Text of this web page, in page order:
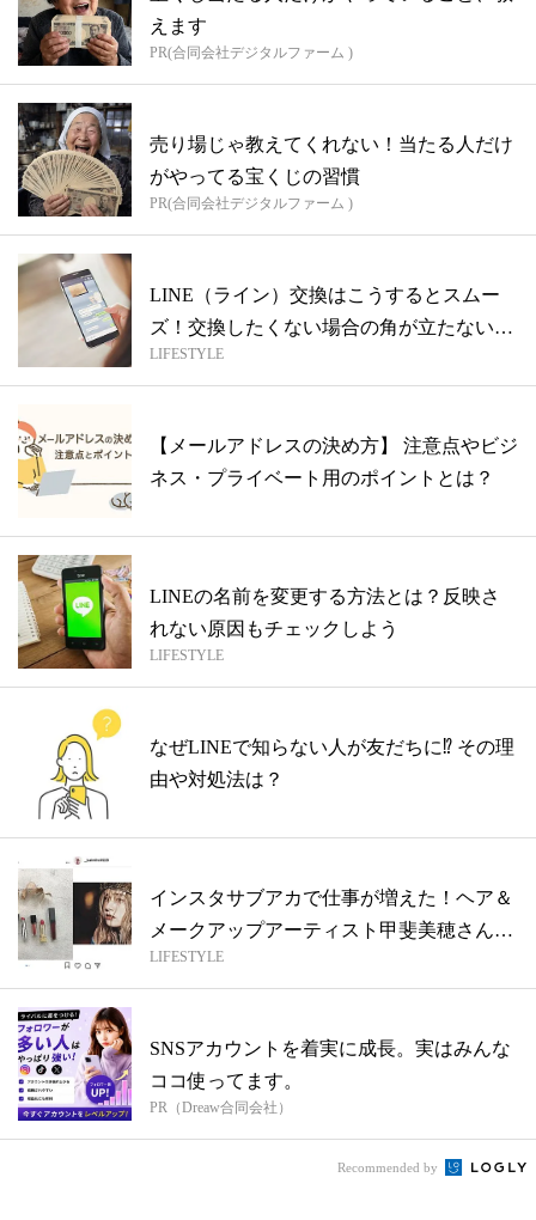
えます
PR(合同会社デジタルファーム )
売り場じゃ教えてくれない！当たる人だけ
がやってる宝くじの習慣
PR(合同会社デジタルファーム )
LINE（ライン）交換はこうするとスムー
ズ！交換したくない場合の角が立たない断
り...
LIFESTYLE
【メールアドレスの決め方】 注意点やビジ
ネス・プライベート用のポイントとは？
LINEの名前を変更する方法とは？反映さ
れない原因もチェックしよう
LIFESTYLE
なぜLINEで知らない人が友だちに⁉︎ その理
由や対処法は？
インスタサブアカで仕事が増えた！ヘア＆
メークアップアーティスト甲斐美穂さんの
場合
LIFESTYLE
SNSアカウントを着実に成長。実はみんな
ココ使ってます。
PR（Dreaw合同会社）
Recommended by